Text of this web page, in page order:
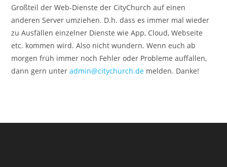
Großteil der Web-Dienste der CityChurch auf einen
anderen Server umziehen. D.h. dass es immer mal wieder
zu Ausfällen einzelner Dienste wie App, Cloud, Webseite
etc. kommen wird. Also nicht wundern. Wenn euch ab
morgen früh immer noch Fehler oder Probleme auffallen,
dann gern unteradmin@citychurch.de melden. Danke!